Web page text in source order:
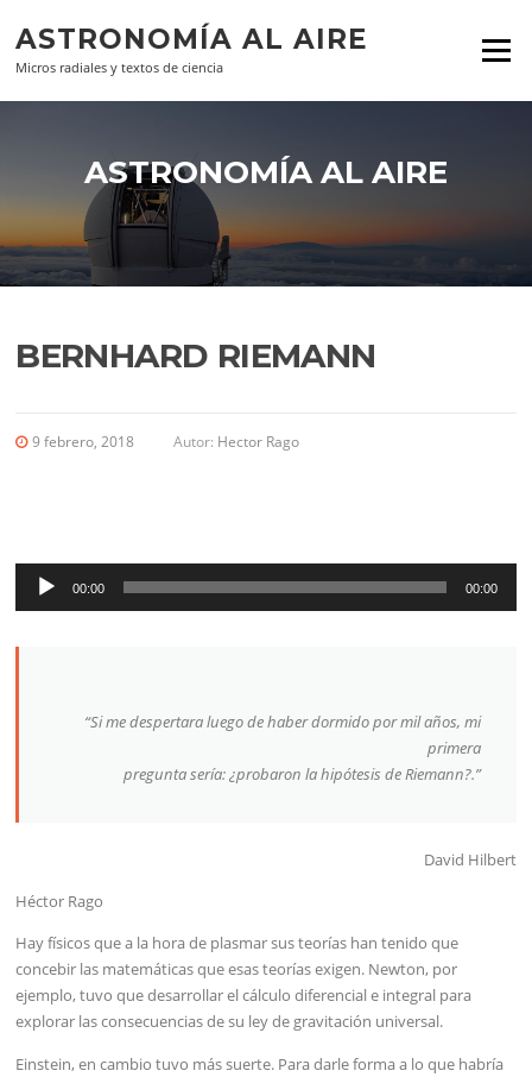
ASTRONOMÍA AL AIRE
Micros radiales y textos de ciencia
Menú
ASTRONOMÍA AL AIRE
BERNHARD RIEMANN
9 febrero, 2018 Autor: Hector Rago
Reproductor
00:00 00:00
“Si me despertara luego de haber dormido por mil años, mi
primera
pregunta sería: ¿probaron la hipótesis de Riemann?.”
David Hilbert
Héctor Rago
Hay físicos que a la hora de plasmar sus teorías han tenido que
concebir las matemáticas que esas teorías exigen. Newton, por
ejemplo, tuvo que desarrollar el cálculo diferencial e integral para
explorar las consecuencias de su ley de gravitación universal.
Einstein, en cambio tuvo más suerte. Para darle forma a lo que habría